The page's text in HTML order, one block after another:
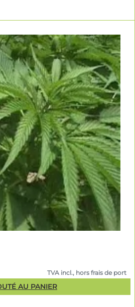
TVA incl., hors frais de port
AU PANIER